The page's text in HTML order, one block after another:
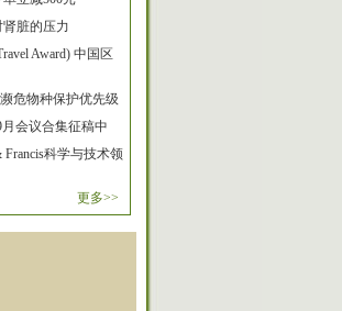
脏的压力
Award) 中国区
危物种保护优先级
会议合集征稿中
Francis科学与技术领
更多>>